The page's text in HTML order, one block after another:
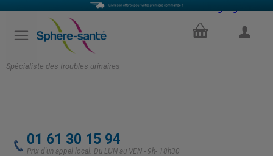
Spécialiste des troubles urinaires
Select Language
PANIER
01 61 30 15 94
Prix d'un appel local. Du LUN au VEN - 9h- 18h30